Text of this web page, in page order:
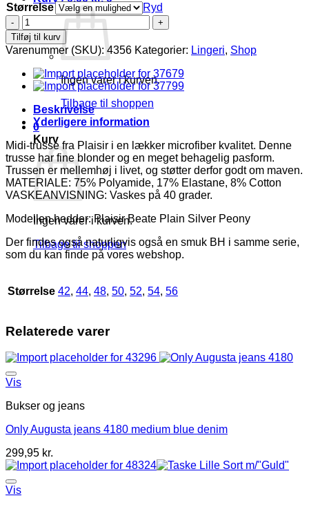
Ingen varer i kurven.
Tilbage til shoppen
0
Kurv
Ingen varer i kurven.
Tilbage til shoppen
Størrelse
Ryd
Plaisir
Beate
Plain
Midi
Silver
Peony
antal
Tilføj til kurv
Varenummer (SKU):4356 Kategorier: Lingeri, Shop
Beskrivelse
Yderligere information
Midi-trusse fra Plaisir i en lækker microfiber kvalitet. Denne
trusse har fine blonder og en meget behagelig pasform.
Trussen er mellemhøj i livet, og støtter derfor godt om maven.
MATERIALE: 75% Polyamide, 17% Elastane, 8% Cotton
VASKEANVISNING: Vaskes på 40 grader.
Modellen hedder: Plaisir Beate Plain Silver Peony
Der findes også naturligvis også en smuk BH i samme serie,
som du kan finde på vores webshop.
Størrelse 42, 44, 48, 50, 52, 54, 56
Relaterede varer
Vis
Bukser og jeans
Only Augusta jeans 4180 medium blue denim
299,95 kr.
Vis